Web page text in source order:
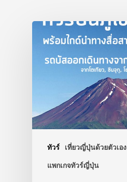
ทัวร์ เที่ยวญี่ปุ่นด้วยตัวเอง
แพกเกจทัวร์ญี่ปุ่น